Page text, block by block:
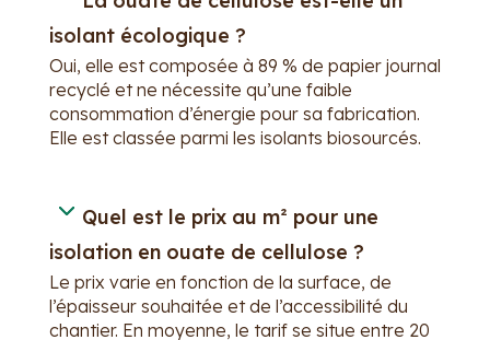
isolant écologique ?
Oui, elle est composée à 89 % de papier journal
recyclé et ne nécessite qu’une faible
consommation d’énergie pour sa fabrication.
Elle est classée parmi les isolants biosourcés.
Quel est le prix au m² pour une
isolation en ouate de cellulose ?
Le prix varie en fonction de la surface, de
l’épaisseur souhaitée et de l’accessibilité du
chantier. En moyenne, le tarif se situe entre 20